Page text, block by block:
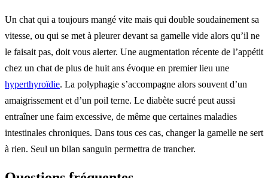
Un chat qui a toujours mangé vite mais qui double soudainement sa
vitesse, ou qui se met à pleurer devant sa gamelle vide alors qu’il ne
le faisait pas, doit vous alerter. Une augmentation récente de l’appétit
chez un chat de plus de huit ans évoque en premier lieu une
hyperthyroïdie. La polyphagie s’accompagne alors souvent d’un
amaigrissement et d’un poil terne. Le diabète sucré peut aussi
entraîner une faim excessive, de même que certaines maladies
intestinales chroniques. Dans tous ces cas, changer la gamelle ne sert
à rien. Seul un bilan sanguin permettra de trancher.